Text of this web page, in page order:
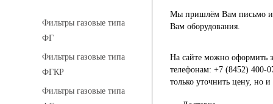
Фильтры газовые типа
ФГ
Фильтры газовые типа
ФГКР
Фильтры газовые типа
Мы пришлём Вам письмо и
Вам оборудования.
На сайте можно оформить
телефонам: +7 (8452) 400-
только уточнить цену, но